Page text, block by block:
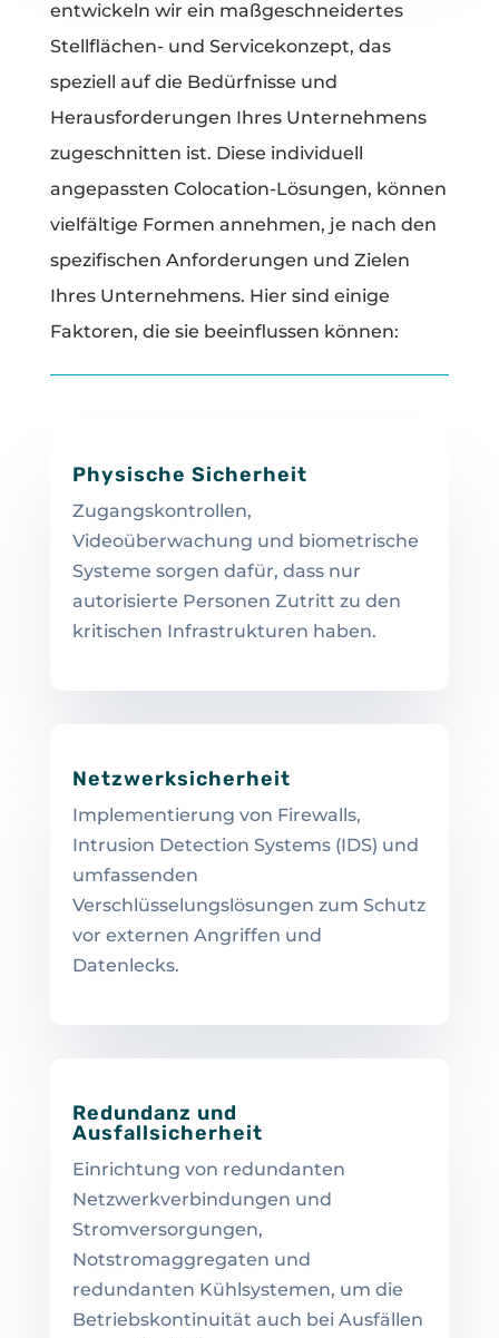
entwickeln wir ein maßgeschneidertes
Stellflächen- und Servicekonzept, das
speziell auf die Bedürfnisse und
Herausforderungen Ihres Unternehmens
zugeschnitten ist. Diese individuell
angepassten Colocation-Lösungen, können
vielfältige Formen annehmen, je nach den
spezifischen Anforderungen und Zielen
Ihres Unternehmens. Hier sind einige
Faktoren, die sie beeinflussen können:
Physische Sicherheit
Zugangskontrollen,
Videoüberwachung und biometrische
Systeme sorgen dafür, dass nur
autorisierte Personen Zutritt zu den
kritischen Infrastrukturen haben.
Netzwerksicherheit
Implementierung von Firewalls,
Intrusion Detection Systems (IDS) und
umfassenden
Verschlüsselungslösungen zum Schutz
vor externen Angriffen und
Datenlecks.
Redundanz und
Ausfallsicherheit
Einrichtung von redundanten
Netzwerkverbindungen und
Stromversorgungen,
Notstromaggregaten und
redundanten Kühlsystemen, um die
Betriebskontinuität auch bei Ausfällen